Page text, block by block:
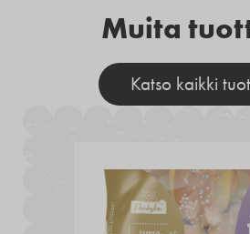
Muita
Katso kaikki